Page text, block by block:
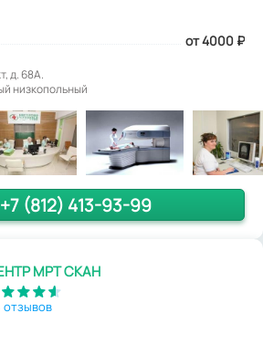
от 4000 ₽
д. 68А.
низкопольный
+7 (812) 413-93-99
МРТ СКАН
отзывов